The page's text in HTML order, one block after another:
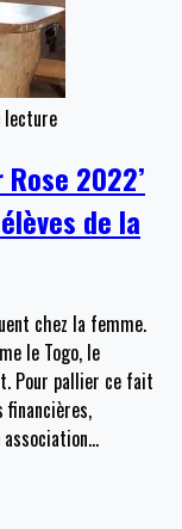
lecture
Rose 2022’
de la
chez la femme.
le Togo, le
Pour pallier ce fait
…